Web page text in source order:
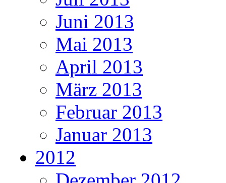
Juni 2013
Mai 2013
April 2013
März 2013
Februar 2013
Januar 2013
2012